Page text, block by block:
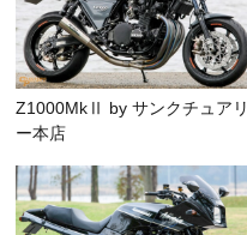
Z1000MkⅡ by サンクチュアリ
ー本店